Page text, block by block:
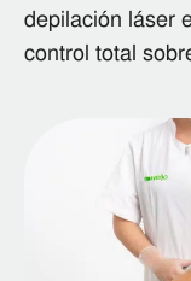
depilación láser
control total